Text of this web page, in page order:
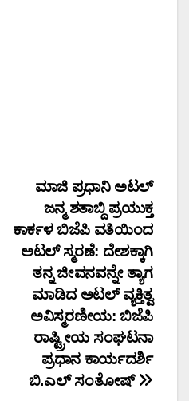
ಮಾಜಿ ಪ್ರಧಾನಿ ಅಟಲ್
ಜನ್ಮ ಶತಾಬ್ದಿ ಪ್ರಯುಕ್ತ
ಕಾರ್ಕಳ ಬಿಜೆಪಿ ವತಿಯಿಂದ
ಅಟಲ್ ಸ್ಮರಣೆ: ದೇಶಕ್ಕಾಗಿ
ತನ್ನ ಜೀವನವನ್ನೇ ತ್ಯಾಗ
ಮಾಡಿದ ಅಟಲ್ ವ್ಯಕ್ತಿತ್ವ
ಅವಿಸ್ಮರಣೀಯ: ಬಿಜೆಪಿ
ರಾಷ್ಟ್ರೀಯ ಸಂಘಟನಾ
ಪ್ರಧಾನ ಕಾರ್ಯದರ್ಶಿ
ಬಿ.ಎಲ್ ಸಂತೋಷ್